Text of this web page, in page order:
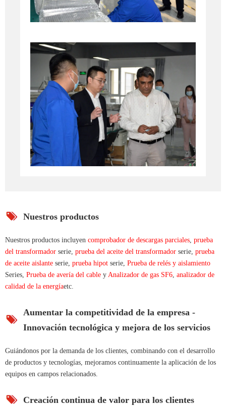
Nuestros productos
Nuestros productos incluyen comprobador de descargas parciales prueba
del transformador serie, prueba del aceite del transformador serie, prueba
de aceite aislante serie, prueba hipot serie, Prueba de relés y aislamiento
Series, Prueba de avería del cable y Analizador de gas SF6 analizador de
calidad de la energíaetc.
Aumentar la competitividad de la empresa -
Innovación tecnológica y mejora de los servicios
Guiándonos por la demanda de los clientes, combinando con el desarrollo
de productos y tecnologías, mejoramos continuamente la aplicación de los
equipos en campos relacionados.
Creación continua de valor para los clientes